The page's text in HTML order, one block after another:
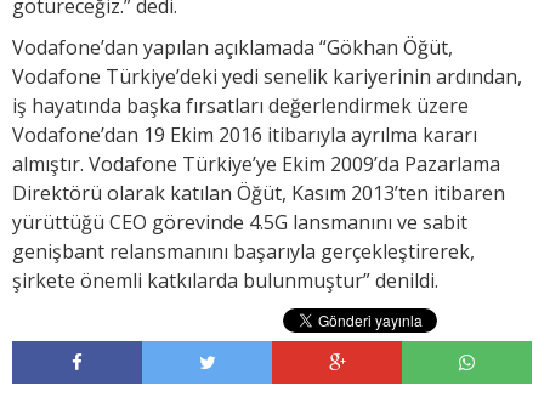
götüreceğiz.” dedi.
Vodafone’dan yapılan açıklamada “Gökhan Öğüt,
Vodafone Türkiye’deki yedi senelik kariyerinin ardından,
iş hayatında başka fırsatları değerlendirmek üzere
Vodafone’dan 19 Ekim 2016 itibarıyla ayrılma kararı
almıştır. Vodafone Türkiye’ye Ekim 2009’da Pazarlama
Direktörü olarak katılan Öğüt, Kasım 2013’ten itibaren
yürüttüğü CEO görevinde 4.5G lansmanını ve sabit
genişbant relansmanını başarıyla gerçekleştirerek,
şirkete önemli katkılarda bulunmuştur” denildi.